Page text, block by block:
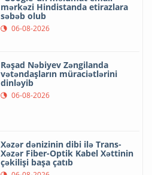
mərkəzi Hindistanda etirazlara
səbəb olub
06-08-2026
Rəşad Nəbiyev Zəngilanda
vətəndaşların müraciətlərini
dinləyib
06-08-2026
Xəzər dənizinin dibi ilə Trans-
Xəzər Fiber-Optik Kabel Xəttinin
çəkilişi başa çatıb